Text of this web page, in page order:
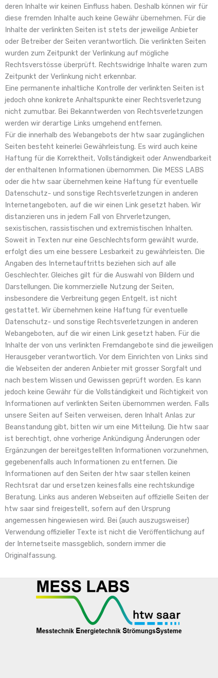
deren Inhalte wir keinen Einfluss haben. Deshalb können wir für
diese fremden Inhalte auch keine Gewähr übernehmen. Für die
Inhalte der verlinkten Seiten ist stets der jeweilige Anbieter
oder Betreiber der Seiten verantwortlich. Die verlinkten Seiten
wurden zum Zeitpunkt der Verlinkung auf mögliche
Rechtsverstösse überprüft. Rechtswidrige Inhalte waren zum
Zeitpunkt der Verlinkung nicht erkennbar.
Eine permanente inhaltliche Kontrolle der verlinkten Seiten ist
jedoch ohne konkrete Anhaltspunkte einer Rechtsverletzung
nicht zumutbar. Bei Bekanntwerden von Rechtsverletzungen
werden wir derartige Links umgehend entfernen.
Für die innerhalb des Webangebots der htw saar zugänglichen
Seiten besteht keinerlei Gewährleistung. Es wird auch keine
Haftung für die Korrektheit, Vollständigkeit oder Anwendbarkeit
der enthaltenen Informationen übernommen. Die MESS LABS
oder die htw saar übernehmen keine Haftung für eventuelle
Datenschutz- und sonstige Rechtsverletzungen in anderen
Internetangeboten, auf die wir einen Link gesetzt haben. Wir
distanzieren uns in jedem Fall von Ehrverletzungen,
sexistischen, rassistischen und extremistischen Inhalten.
Soweit in Texten nur eine Geschlechtsform gewählt wurde,
erfolgt dies um eine bessere Lesbarkeit zu gewährleisten. Die
Angaben des Internetauftritts beziehen sich auf alle
Geschlechter. Gleiches gilt für die Auswahl von Bildern und
Darstellungen. Die kommerzielle Nutzung der Seiten,
insbesondere die Verbreitung gegen Entgelt, ist nicht
gestattet. Wir übernehmen keine Haftung für eventuelle
Datenschutz- und sonstige Rechtsverletzungen in anderen
Webangeboten, auf die wir einen Link gesetzt haben. Für die
Inhalte der von uns verlinkten Fremdangebote sind die jeweiligen
Herausgeber verantwortlich. Vor dem Einrichten von Links sind
die Webseiten der anderen Anbieter mit grosser Sorgfalt und
nach bestem Wissen und Gewissen geprüft worden. Es kann
jedoch keine Gewähr für die Vollständigkeit und Richtigkeit von
Informationen auf verlinkten Seiten übernommen werden. Falls
unsere Seiten auf Seiten verweisen, deren Inhalt Anlas zur
Beanstandung gibt, bitten wir um eine Mitteilung. Die htw saar
ist berechtigt, ohne vorherige Ankündigung Änderungen oder
Ergänzungen der bereitgestellten Informationen vorzunehmen,
gegebenenfalls auch Informationen zu entfernen. Die
Informationen auf den Seiten der htw saar stellen keinen
Rechtsrat dar und ersetzen keinesfalls eine rechtskundige
Beratung. Links aus anderen Webseiten auf offizielle Seiten der
htw saar sind freigestellt, sofern auf den Ursprung
angemessen hingewiesen wird. Bei (auch auszugsweiser)
Verwendung offizieller Texte ist nicht die Veröffentlichung auf
der Internetseite massgeblich, sondern immer die
Originalfassung.